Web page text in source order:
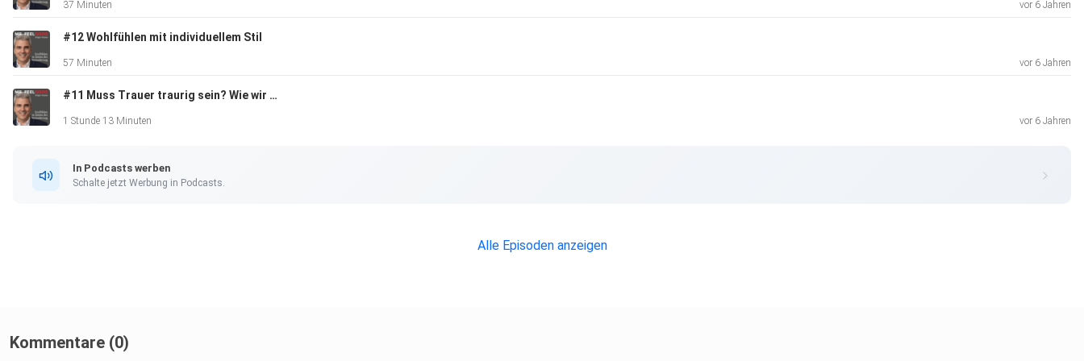
37 Minuten vor 6 Jahren
#12 Wohlfühlen mit individuellem Stil
57 Minuten vor 6 Jahren
#11 Muss Trauer traurig sein? Wie wir mit Verlusten besser umgehen.
1 Stunde 13 Minuten vor 6 Jahren
In Podcasts werben
Schalte jetzt Werbung in Podcasts.
Alle Episoden anzeigen
Kommentare (0)